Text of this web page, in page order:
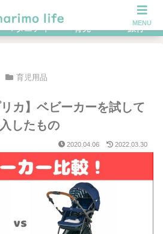
マタニティ 育児 旅行
育児用品
カ】ベビーカーを試して
したもの
2020.04.06 2022.03.30
MENU